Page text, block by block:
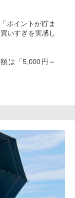
ポイントが貯ま
いすぎを実感し
は「5,000円～